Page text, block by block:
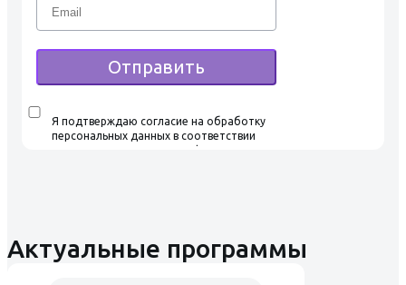
Отправить
Я подтверждаю согласие на обработку
персональных данных в соответствии
с условиями Политики конфиденциальности,
Актуальные программы